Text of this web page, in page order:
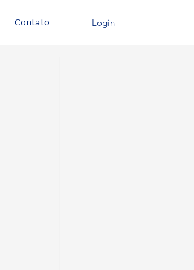
Contato Login